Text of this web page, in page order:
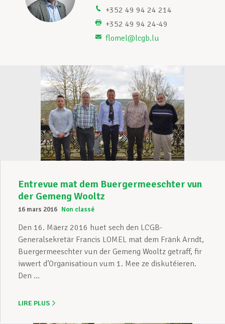
Assistance en vie privée
Développement professionnel
Devenir Membre
Actualités
+352 49 94 24 214
+352 49 94 24-49
flomel@lcgb.lu
Entrevue mat dem Buergermeeschter vun
der Gemeng Wooltz
16 mars 2016 Non classé
Den 16. Mäerz 2016 huet sech den LCGB-
Generalsekretär Francis LOMEL mat dem Fränk Arndt,
Buergermeeschter vun der Gemeng Wooltz getraff, fir
iwwert d’Organisatioun vum 1. Mee ze diskutéieren.
Den ...
LIRE PLUS